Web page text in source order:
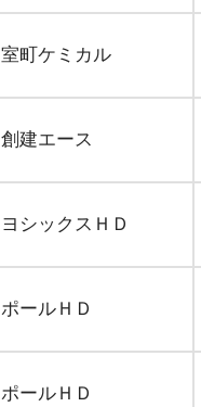
室町ケミカル
創建エース
ヨシックスＨＤ
ポールＨＤ
ポールＨＤ